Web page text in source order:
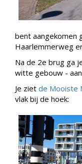
bent aangekomen
Haarlemmerweg
Na de 2e brug ga
witte gebouw -
Je ziet de Mooiste
vlak bij de hoek: